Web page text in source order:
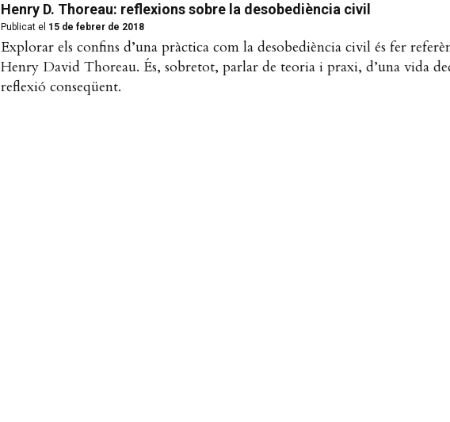
Henry D. Thoreau: reflexions sobre la desobediència civil
Publicat el 15 de febrer de 2018
Explorar els confins d’una pràctica com la desobediència civil és fer
Henry David Thoreau. És, sobretot, parlar de teoria i praxi, d’una vida
reflexió conseqüent.